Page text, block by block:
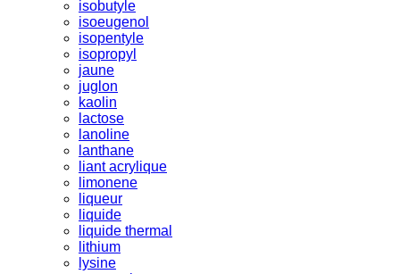
isobutyle
isoeugenol
isopentyle
isopropyl
jaune
juglon
kaolin
lactose
lanoline
lanthane
liant acrylique
limonene
liqueur
liquide
liquide thermal
lithium
lysine